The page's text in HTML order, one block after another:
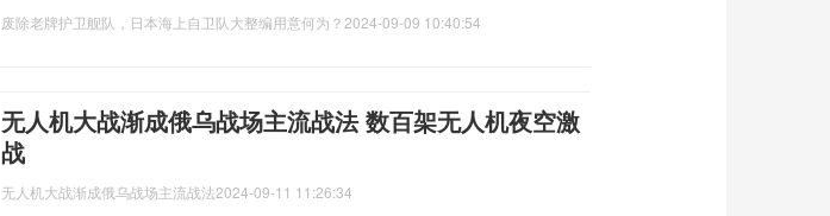
废除老牌护卫舰队，日本海上自卫队大整编用意何为？ 2024-09-09 10:40:54
无人机大战渐成俄乌战场主流战法 数百架无人机夜空激
战
无人机大战渐成俄乌战场主流战法2024-09-11 11:26:34